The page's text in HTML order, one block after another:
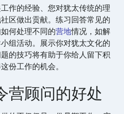
作的经验、您对犹太传统的理
区做出贡献。练习回答常见的
如何处理不同的营地情况，如解
组活动。展示你对犹太文化的
的技巧将有助于你给人留下积
份工作的机会。
营顾问的好处